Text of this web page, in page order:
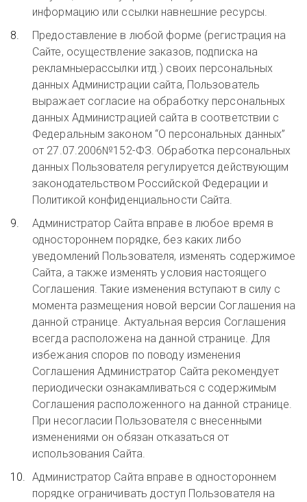
информацию или ссылки навнешние ресурсы.
Предоставление в любой форме (регистрация на
Сайте, осуществление заказов, подписка на
рекламныерассылки итд.) своих персональных
данных Администрации сайта, Пользователь
выражает согласие на обработку персональных
данных Администрацией сайта в соответствии с
Федеральным законом “О персональных данных”
от 27.07.2006№152-ФЗ. Обработка персональных
данных Пользователя регулируется действующим
законодательством Российской Федерации и
Политикой конфиденциальности Сайта.
Администратор Сайта вправе в любое время в
одностороннем порядке, без каких либо
уведомлений Пользователя, изменять содержимое
Сайта, а также изменять условия настоящего
Соглашения. Такие изменения вступают в силу с
момента размещения новой версии Соглашения на
данной странице. Актуальная версия Соглашения
всегда расположена на данной странице. Для
избежания споров по поводу изменения
Соглашения Администратор Сайта рекомендует
периодически ознакамливаться с содержимым
Соглашения расположенного на данной странице.
При несогласии Пользователя с внесенными
изменениями он обязан отказаться от
использования Сайта.
Администратор Сайта вправе в одностороннем
порядке ограничивать доступ Пользователя на